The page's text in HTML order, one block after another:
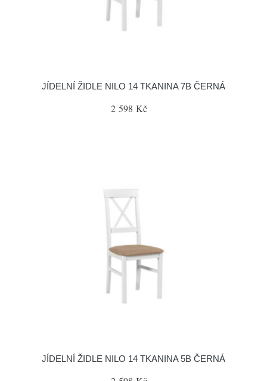
JÍDELNÍ ŽIDLE NILO 14 TKANINA 7B ČERNÁ
2 598 Kč
JÍDELNÍ ŽIDLE NILO 14 TKANINA 5B ČERNÁ